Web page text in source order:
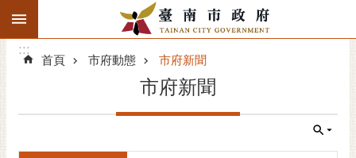
跳到主要內容區塊
搜
階
:::
:::
首頁 市府動態 市府新聞
市府新聞